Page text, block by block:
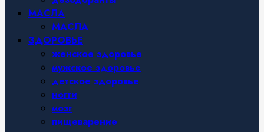
МАСЛА
МАСЛА
ЗДОРОВЬЕ
женское здоровье
мужское здоровье
детское здоровье
ногти
мозг
пищеварение